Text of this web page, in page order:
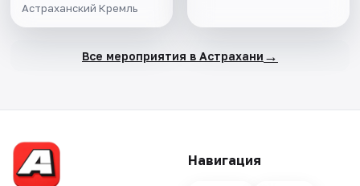
Астраханский Кремль
Все мероприятия в Астрахани →
Навигация